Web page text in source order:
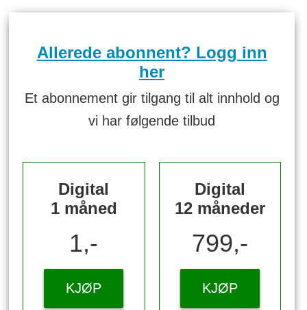
Allerede abonnent? Logg inn
her
Et abonnement gir tilgang til alt innhold og
vi har følgende tilbud
Digital
1 måned
1,-
KJØP
Digital
12 måneder
799,-
KJØP